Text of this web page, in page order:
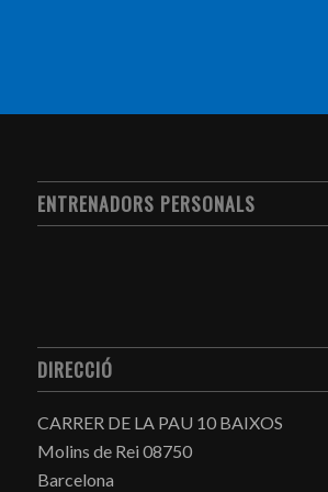
ENTRENADORS PERSONALS
DIRECCIÓ
CARRER DE LA PAU 10 BAIXOS
Molins de Rei 08750
Barcelona